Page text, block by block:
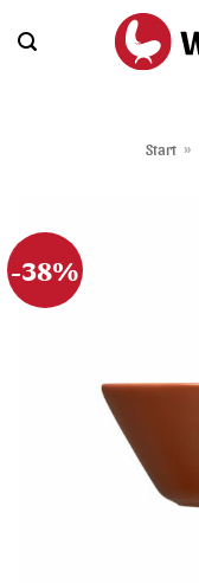
Inhalt
Start »
-38%